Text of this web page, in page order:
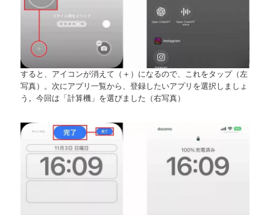
すると、アイコンが消えて（＋）になるので、これをタップ（左
写真）。次にアプリ一覧から、登録したいアプリを選択しましょ
う。今回は「計算機」を選びました（右写真）